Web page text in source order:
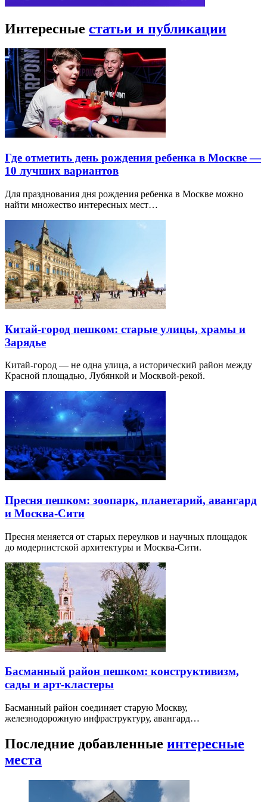
Интересные статьи и публикации
Где отметить день рождения ребенка в Москве —
10 лучших вариантов
Для празднования дня рождения ребенка в Москве можно
найти множество интересных мест…
Китай-город пешком: старые улицы, храмы и
Зарядье
Китай-город — не одна улица, а исторический район между
Красной площадью, Лубянкой и Москвой-рекой.
Пресня пешком: зоопарк, планетарий, авангард
и Москва-Сити
Пресня меняется от старых переулков и научных площадок
до модернистской архитектуры и Москва-Сити.
Басманный район пешком: конструктивизм,
сады и арт-кластеры
Басманный район соединяет старую Москву,
железнодорожную инфраструктуру, авангард…
Последние добавленные интересные
места